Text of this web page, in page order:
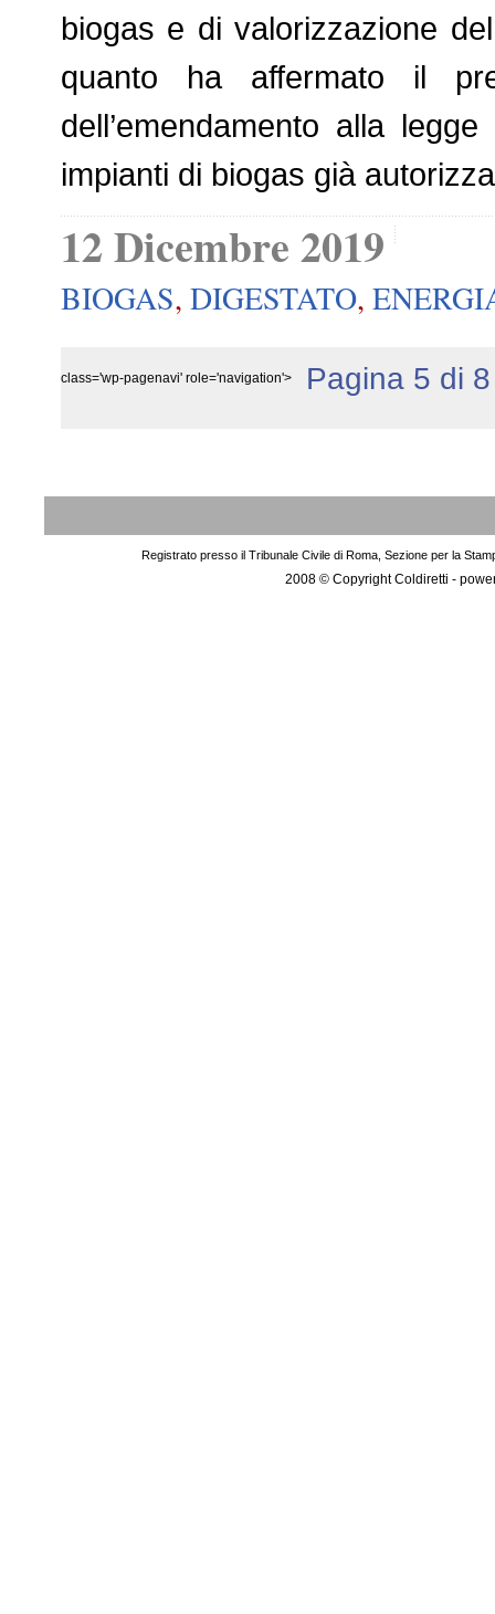
biogas e di valorizzazione
quanto ha affermato il
dell’emendamento alla
impianti di biogas già
12 Dicembre 2019
BIOGAS, DIGESTATO,
class='wp-pagenavi' role='navigation'> Pagina 5 di 8
Registrato presso il Tribunale Civile di Roma, Sezione per la
2008 © Copyright Coldiretti -